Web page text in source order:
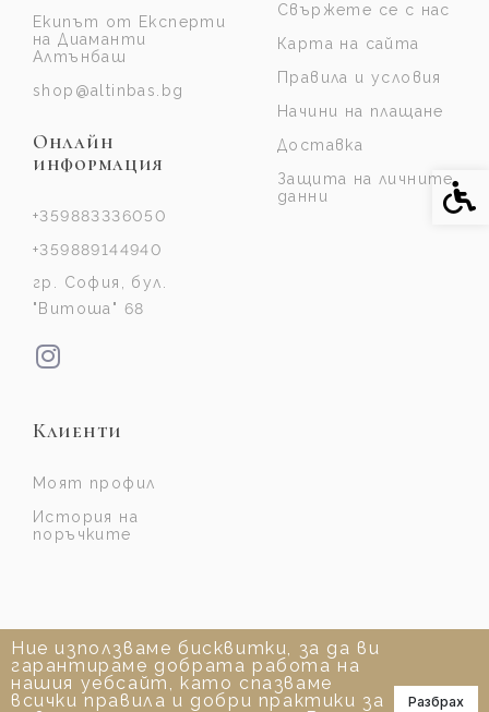
Ние използваме бисквитки, за да ви
гарантираме добрата работа на
нашия уебсайт, като спазваме
всички правила и добри практики за
Разбрах
Екипът от Експерти
на Диаманти
Алтънбаш
shop@altinbas.bg
Онлайн
информация
+359883336050
+359889144940
гр. София, бул.
"Витоша" 68
Свържете се с нас
Карта на сайта
Правила и условия
Начини на плащане
Доставка
Защита на личните
данни
Клиенти
Моят профил
История на
поръчките